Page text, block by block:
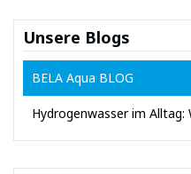
Unsere Blogs
BELA Aqua BLOG
Hydrogenwasser im Alltag: